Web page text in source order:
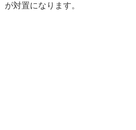
が対置になります。